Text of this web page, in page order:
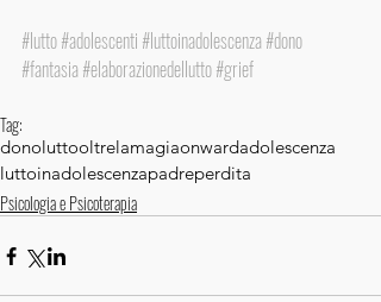
#lutto#adolescenti #luttoinadolescenza #dono
#fantasia #elaborazionedellutto#grief
Tag:
donoluttooltrelamagiaonwardadolescenza
luttoinadolescenzapadreperdita
Psicologia e Psicoterapia